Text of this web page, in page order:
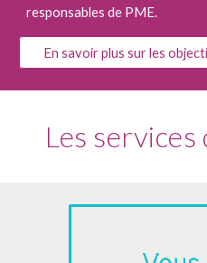
responsables de PME.
En savoir plus sur les
Les